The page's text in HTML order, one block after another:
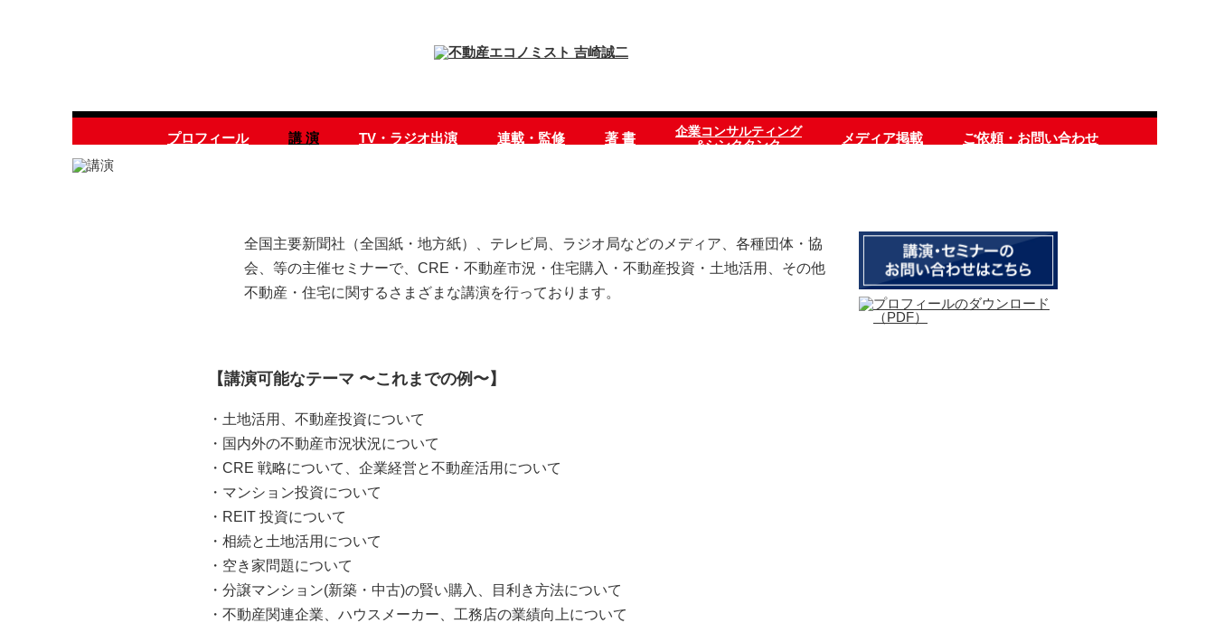
プロフィール 講 演 TV・ラジオ出演 連載・監修 著 書
企業コンサルティング
&シンクタンク
メディア掲載 ご依頼・お問い合わせ
全国主要新聞社（全国紙・地方紙）、テレビ局、ラジオ局などのメディア、各種団体・協
会、等の主催セミナーで、CRE・不動産市況・住宅購入・不動産投資・土地活用、その他
不動産・住宅に関するさまざまな講演を行っております。
【講演可能なテーマ 〜これまでの例〜】
・土地活用、不動産投資について
・国内外の不動産市況状況について
・CRE 戦略について、企業経営と不動産活用について
・マンション投資について
・REIT 投資について
・相続と土地活用について
・空き家問題について
・分譲マンション(新築・中古)の賢い購入、目利き方法について
・不動産関連企業、ハウスメーカー、工務店の業績向上について